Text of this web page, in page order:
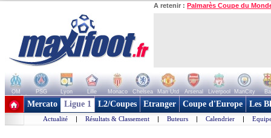
A retenir : Palmarès Coupe du
OM PSG Lyon Lille Monaco Chelsea Man Utd Arsenal Liverpool ManCity
+ de clubs
Mercato Ligue 1 L2/Coupes Etranger Coupe d'Europe Les
Actualité | Résultats & Classement | Buteurs | Calendrier |